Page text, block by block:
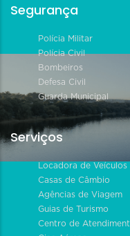
Segurança
Polícia Militar
Polícia Civil
Bombeiros
Defesa Civil
Guarda Municipal
Serviços
Locadora de Veículos
Casas de Câmbio
Agências de Viagem
Guias de Turismo
Centro de